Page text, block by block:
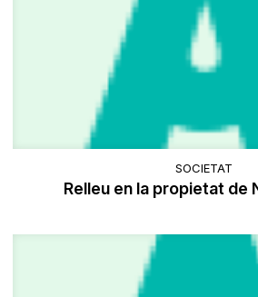
SOCIETAT
Relleu en la propietat de